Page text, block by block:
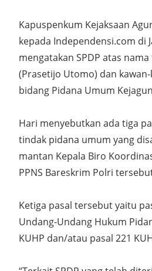
Kapuspenkum Kejaksaan
kepada Independensi.com di
mengatakan SPDP atas
(Prasetijo Utomo) dan
bidang Pidana Umum
Hari menyebutkan ada tiga
tindak pidana umum yang
mantan Kepala Biro
PPNS Bareskrim Polri
Ketiga pasal tersebut yaitu
Undang-Undang Hukum
KUHP dan/atau pasal 221